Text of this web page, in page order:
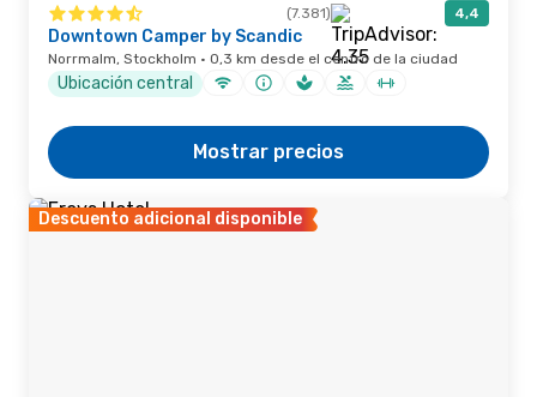
(7.381) 4,4
Downtown Camper by Scandic
Norrmalm, Stockholm · 0,3 km desde el centro de la ciudad
Ubicación central
Mostrar precios
Descuento adicional disponible